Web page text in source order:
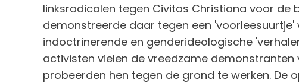
linksradicalen tegen Civitas Christiana voor de
demonstreerde daar tegen een
indoctrinerende en genderideologische
activisten vielen de vreedzame
probeerden hen tegen de grond te werken. De